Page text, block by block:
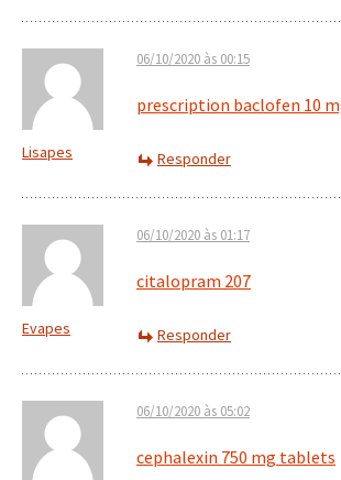
Lisapes
06/10/2020 às 00:15
prescription baclofen 10
Responder
Evapes
06/10/2020 às 01:17
citalopram 207
Responder
06/10/2020 às 05:02
cephalexin 750 mg tablets